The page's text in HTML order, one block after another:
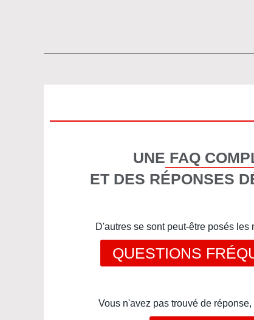
UNE FAQ
ET DES RÉPONSES
D'autres se sont peut-être posés les
QUESTIONS
Vous n'avez pas trouvé de